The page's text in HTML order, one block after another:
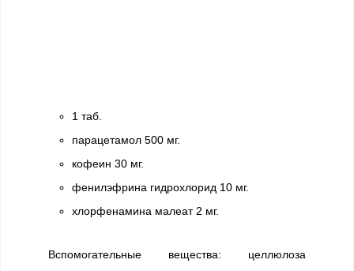
1 таб.
парацетамол 500 мг.
кофеин 30 мг.
фенилэфрина гидрохлорид 10 мг.
хлорфенамина малеат 2 мг.
Вспомогательные вещества: целлюлоза